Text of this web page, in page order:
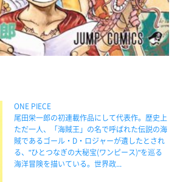
ONE PIECE
尾田栄一郎の初連載作品にして代表作。歴史上
ただ一人、「海賊王」の名で呼ばれた伝説の海
賊であるゴール・D・ロジャーが遺したとされ
る、"ひとつなぎの大秘宝(ワンピース)"を巡る
海洋冒険を描いている。世界政...